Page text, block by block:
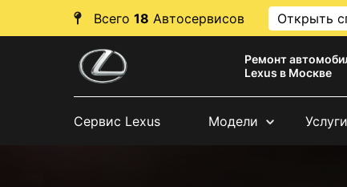
Всего 18 Автосервисов Открыть
Ремонт
Lexus в Москве
Сервис Lexus Модели Услуги